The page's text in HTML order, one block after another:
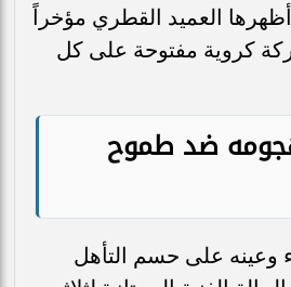
أظهرها العميد القطري مؤخراً
كروية مفتوحة على كل
ضد طموح
وعينه على حسم التأهل